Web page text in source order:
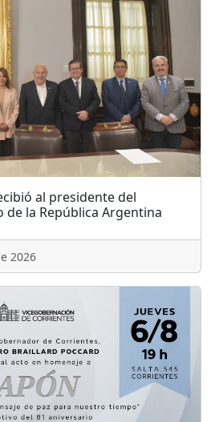
al presidente del
la República Argentina
2026